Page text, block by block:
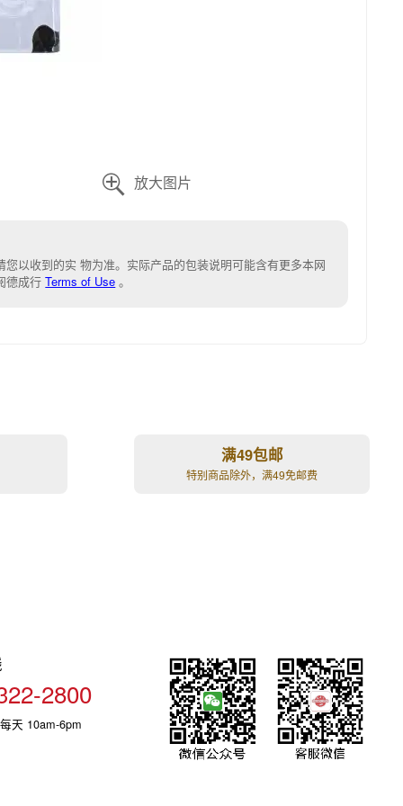

以收到的实 物为准。实际产品的包装说明可能含有更多本网
德成行Terms of Use 。
满49包邮
特别商品除外，满49免邮费
2800
每天 10am-6pm